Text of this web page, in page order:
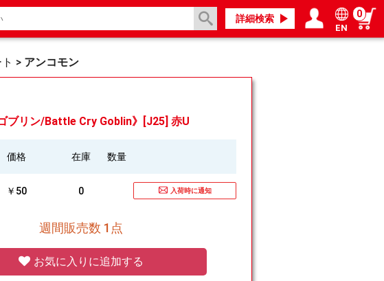
詳細検索
EN
0
> アンコモン
ブリン/Battle Cry Goblin》[J25] 赤U
価格 在庫 数量
￥50 0 入荷時に通知
週間販売数 1点
お気に入りに追加する